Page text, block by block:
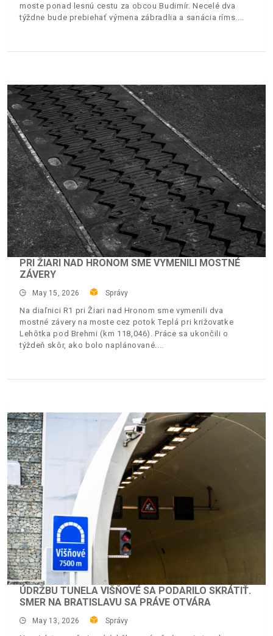
moste ponad lesnú cestu za obcou Budimír. Necelé dva
týždne bude prebiehať výmena zábradlia a sanácia ríms.
PRI ŽIARI NAD HRONOM SME VYMENILI MOSTNÉ
ZÁVERY
May 15, 2026 Správy
Na diaľnici R1 pri Žiari nad Hronom sme vymenili dva
mostné závery na moste cez potok Teplá pri križovatke
Lehôtka pod Brehmi (km 118,046). Práce sa ukončili o
týždeň skôr, ako bolo naplánované.
ÚDRŽBU TUNELA VIŠŇOVÉ SA PODARILO SKRÁTIŤ.
SMER NA BRATISLAVU SA PRÁVE OTVÁRA
May 13, 2026 Správy